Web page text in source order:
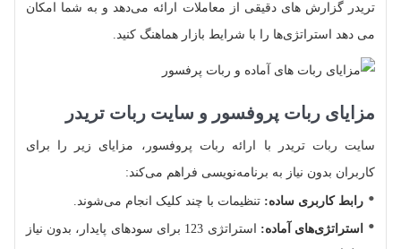
تریدر گزارش‌ های دقیقی از معاملات ارائه می‌دهد و به شما امکان
می‌ دهد استراتژی‌ها را با شرایط بازار هماهنگ کنید.
مزایای ربات پروفسور و سایت ربات تریدر
سایت ربات تریدر با ارائه ربات پروفسور، مزایای زیر را برای
کاربران بدون نیاز به برنامه‌نویسی فراهم می‌کند:
رابط کاربری ساده: تنظیمات با چند کلیک انجام می‌شوند.
استراتژی‌های آماده:
استراتژی 123 برای سودهای پایدار، بدون نیاز